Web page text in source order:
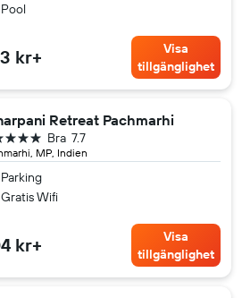
Pool
kr+
Visa
tillgänglighet
Retreat Pachmarhi
MP, Indien
7.7
Bra
Parking
Gratis Wifi
kr+
Visa
tillgänglighet